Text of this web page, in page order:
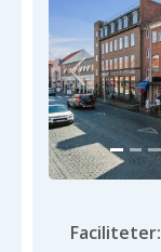
Previous
Faciliteter: